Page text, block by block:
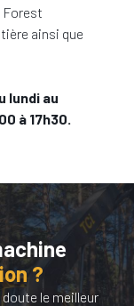
Forest
ainsi que
lundi au
à 17h30.
?
le meilleur